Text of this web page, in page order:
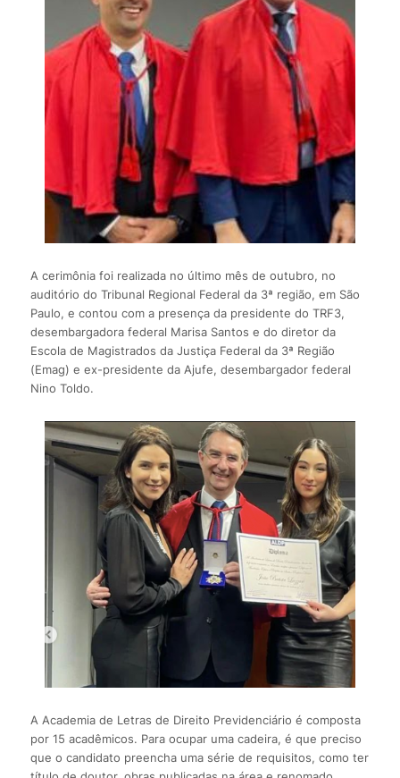
A cerimônia foi realizada no último mês de outubro, no
auditório do Tribunal Regional Federal da 3ª região, em São
Paulo, e contou com a presença da presidente do TRF3,
desembargadora federal Marisa Santos e do diretor da
Escola de Magistrados da Justiça Federal da 3ª Região
(Emag) e ex-presidente da Ajufe, desembargador federal
Nino Toldo.
A Academia de Letras de Direito Previdenciário é composta
por 15 acadêmicos. Para ocupar uma cadeira, é que preciso
que o candidato preencha uma série de requisitos, como ter